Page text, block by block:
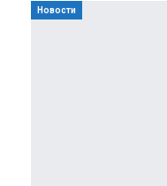
Новости